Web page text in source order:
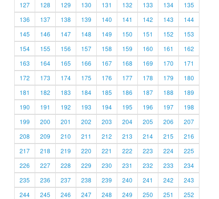
127
128 129 130 131 132 133 134
135
136
137 138 139 140 141 142 143
144
145
146 147 148 149 150 151 152
153
154
155 156 157 158 159 160 161
162
163
164 165 166 167 168 169 170
171
172
173 174 175 176 177 178 179
180
181
182 183 184 185 186 187 188
189
190
191 192 193 194 195 196 197
198
199
200 201 202 203 204 205 206
207
208
209 210 211 212 213 214 215
216
217
218 219 220 221 222 223 224
225
226
227 228 229 230 231 232 233
234
235
236 237 238 239 240 241 242
243
244
245 246 247 248 249 250 251
252